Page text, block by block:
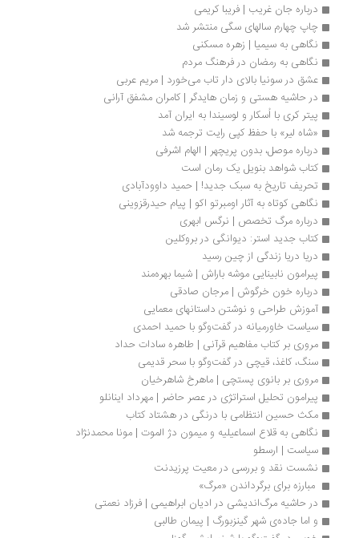
درباره جان غریب | فریبا کریمی
چاپ چهارم سالهای سگی منتشر شد
نگاهی به سیمیا | زهره مسکنی
نگاهی به رمضان در فرهنگ مردم
عشق در سونیا بالای‌ دار تاب می‌خورد | مریم عربی
در حاشیه هستی و زمان هایدگر | کامران مشفق آرانی
پیتر کری با اُسکار و لوسیندا به ایران آمد
«شاه‌ لیر» با حفظ کپی رایت ترجمه شد
درباره موصل، بدون پریچهر | الهام اشرفی
کتاب شواهد بنویل یک رمان است
تحریف تاریخ به سبک جدید! | حمید داوودآبادی
نگاهی کوتاه به آثار اومبرتو اکو | پیام حیدرقزوینی
درباره مرگ تخصص | نرگس ابهری
کتاب جدید استر: دیوانگی در بروکلین
دریا دریا زندگی از چین رسید
پیرامون نابینایی موشه باراش | شیما بهره‌مند
درباره خون خرگوش | مرجان صادقی
آموزش طراحی و نوشتن داستانهای معمایی
سیاست خاورمیانه در گفت‌وگو با حمید احمدی
مروری بر کتاب مفاهیم قرآنی | طاهره سادات حداد
سنگ، کاغذ، قیچی در گفت‌وگو با سحر قدیمی
مروری بر بانوی پستچی | ماهرخ شاهرخیان
پیرامون تحلیل استراتژی در عصر حاضر | مهرداد اینانلو
مکث حسین انتظامی با درنگی در هشتاد کتاب
نگاهی به قلاع اسماعیلیه و میمون ‌دژ الموت | مونا محمدنژاد
سیاست | ارسطو
نشست نقد و بررسی در معیت پرزیدنت
مبارزه براى برگرداندن «مرگ»
در حاشیه مرگ‌اندیشی در ادیان ابراهیمی | فرزاد نعمتی
و اما جاده‌ی شهر گینزبورگ | پیمان طالبی